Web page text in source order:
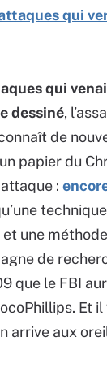
qui
qui
dessiné,
de
papier du
:
une
de
que le FBI
Et
arrive aux